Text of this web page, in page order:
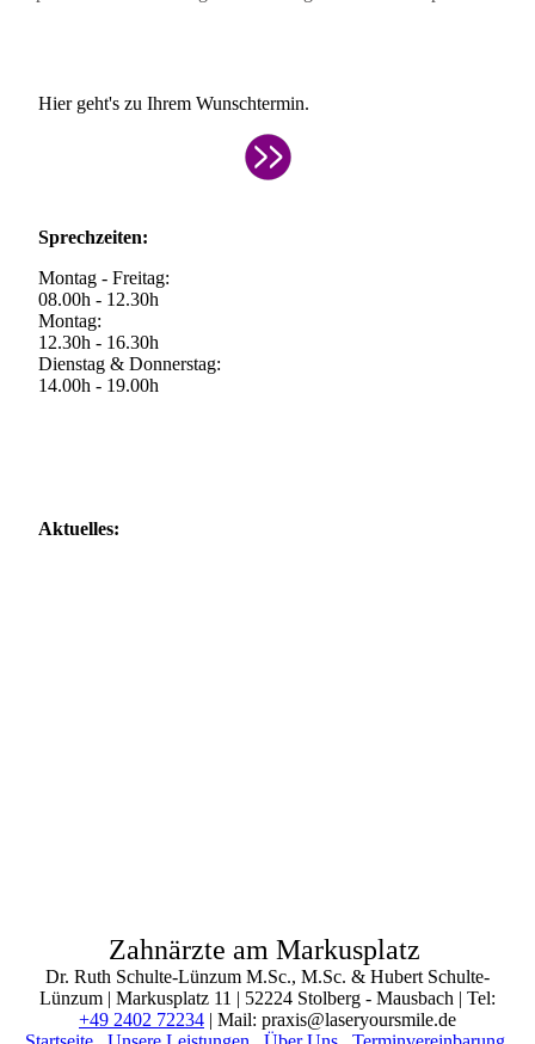
Hier geht's zu Ihrem Wunschtermin.
Sprechzeiten:
Montag - Freitag:
08.00h - 12.30h
Montag:
12.30h - 16.30h
Dienstag & Donnerstag:
14.00h - 19.00h
Aktuelles:
Zahnärzte am Markusplatz
Dr. Ruth Schulte-Lünzum M.Sc., M.Sc. & Hubert Schulte-
Lünzum | Markusplatz 11 | 52224 Stolberg - Mausbach | Tel:
+49 2402 72234 | Mail: praxis@laseryoursmile.de